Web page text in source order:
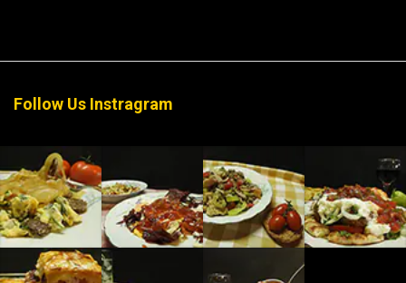
Follow Us Instragram